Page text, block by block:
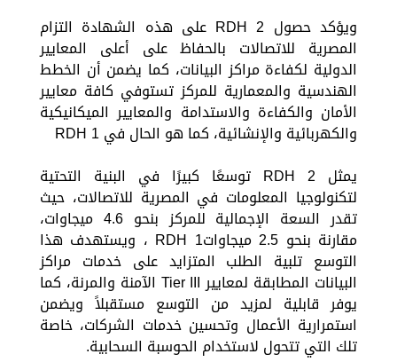
ويؤكد حصول RDH 2 على هذه الشهادة التزام
المصرية للاتصالات بالحفاظ على أعلى المعايير
الدولية لكفاءة مراكز البيانات، كما يضمن أن الخطط
الهندسية والمعمارية للمركز تستوفي كافة معايير
الأمان والكفاءة والاستدامة والمعايير الميكانيكية
والكهربائية والإنشائية، كما هو الحال في RDH 1
يمثل RDH 2 توسعًا كبيرًا في البنية التحتية
لتكنولوجيا المعلومات في المصرية للاتصالات، حيث
تقدر السعة الإجمالية للمركز بنحو 4.6 ميجاوات،
مقارنة بنحو 2.5 ميجاواتRDH 1 ، ويستهدف هذا
التوسع تلبية الطلب المتزايد على خدمات مراكز
البيانات المطابقة لمعايير Tier III الآمنة والمرنة، كما
يوفر قابلية لمزيد من التوسع مستقبلاً ويضمن
استمرارية الأعمال وتحسين خدمات الشركات، خاصة
تلك التي تتحول لاستخدام الحوسبة السحابية.